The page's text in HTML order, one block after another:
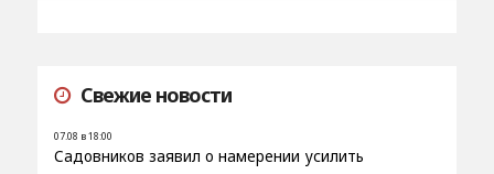
Свежие новости
07.08 в 18:00
Садовников заявил о намерении усилить